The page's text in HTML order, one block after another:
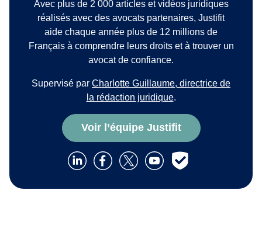
Avec plus de 2 000 articles et vidéos juridiques
réalisés avec des avocats partenaires, Justifit
aide chaque année plus de 12 millions de
Français à comprendre leurs droits et à trouver un
avocat de confiance.
Supervisé par Charlotte Guillaume, directrice de
la rédaction juridique.
Voir l’équipe Justifit